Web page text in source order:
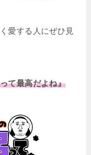
愛する人にぜひ見
て最高だよね』